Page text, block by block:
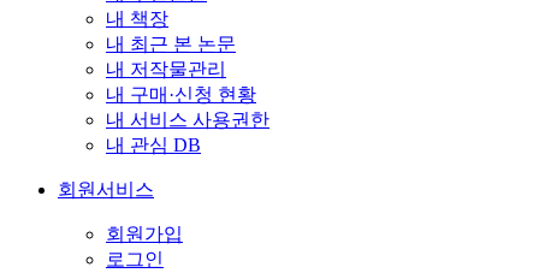
내 책장
내 최근 본 논문
내 저작물관리
내 구매·신청 현황
내 서비스 사용권한
내 관심 DB
회원서비스
회원가입
로그인